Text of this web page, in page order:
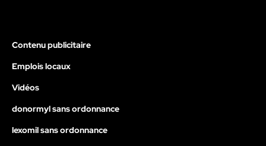
Contenu publicitaire
Emplois locaux
Vidéos
donormyl sans ordonnance
lexomil sans ordonnance